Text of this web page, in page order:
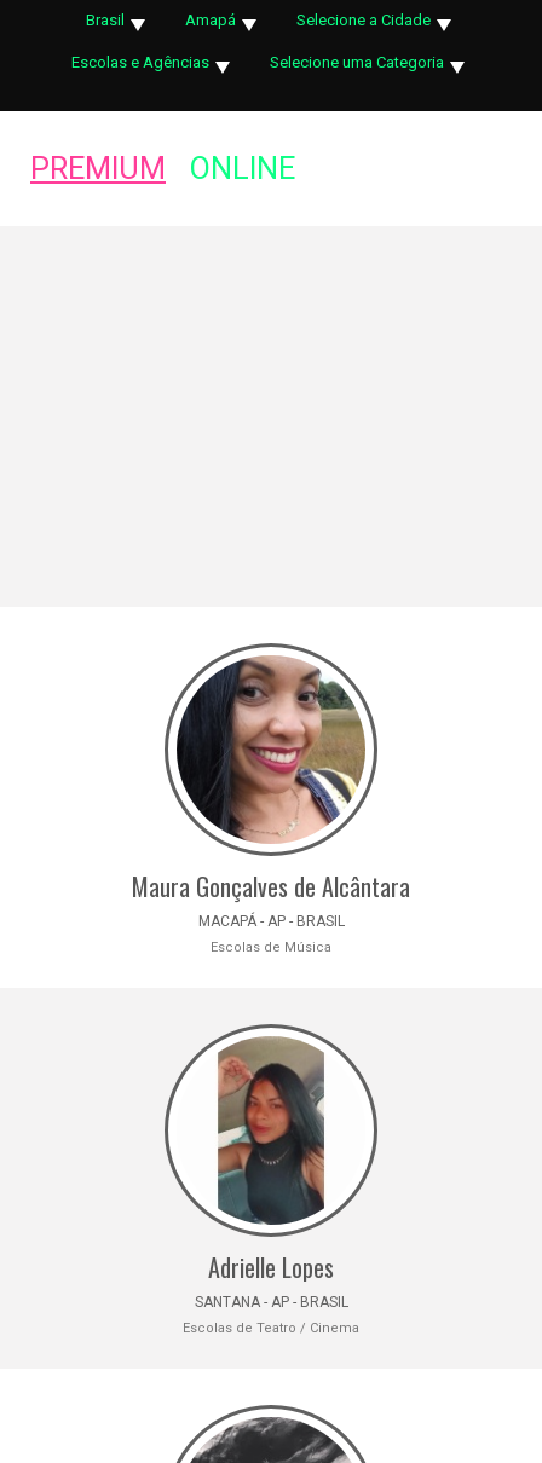
Brasil Amapá Selecione a Cidade
Escolas e Agências Selecione uma Categoria
PREMIUM ONLINE
Maura Gonçalves de Alcântara
MACAPÁ - AP - BRASIL
Escolas de Música
Adrielle Lopes
SANTANA - AP - BRASIL
Escolas de Teatro / Cinema